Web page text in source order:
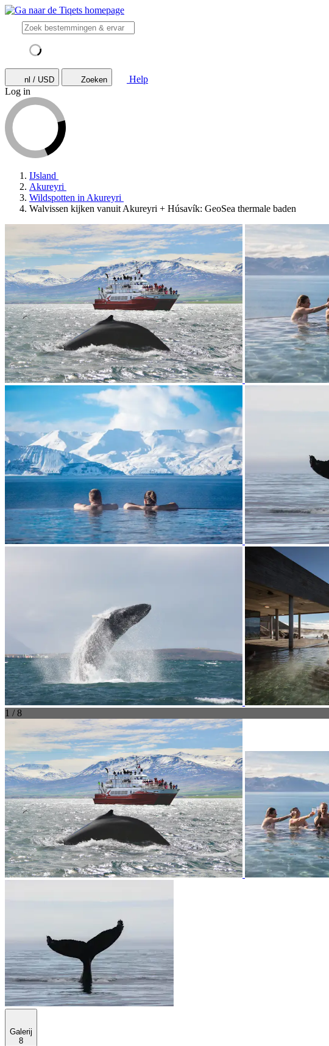
nl / USD Zoeken
Help
Log in
IJsland
Akureyri
Wildspotten in Akureyri
Walvissen kijken vanuit Akureyri + Húsavík: GeoSea thermale baden
1 / 8
Galerij
8